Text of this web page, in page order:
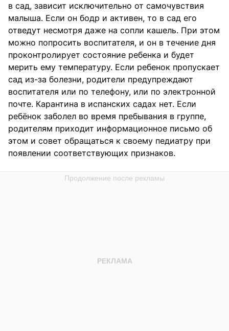
в сад, зависит исключительно от самочувствия
малыша. Если он бодр и активен, то в сад его
отведут несмотря даже на сопли кашель. При этом
можно попросить воспитателя, и он в течение дня
проконтролирует состояние ребенка и будет
мерить ему температуру. Если ребенок пропускает
сад из-за болезни, родители предупреждают
воспитателя или по телефону, или по электронной
почте. Карантина в испанских садах нет. Если
ребёнок заболел во время пребывания в группе,
родителям приходит информационное письмо об
этом и совет обращаться к своему педиатру при
появлении соответствующих признаков.